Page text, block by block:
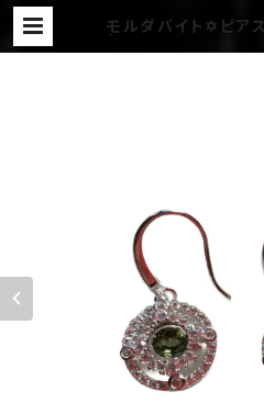
モルダバイト✡ピア